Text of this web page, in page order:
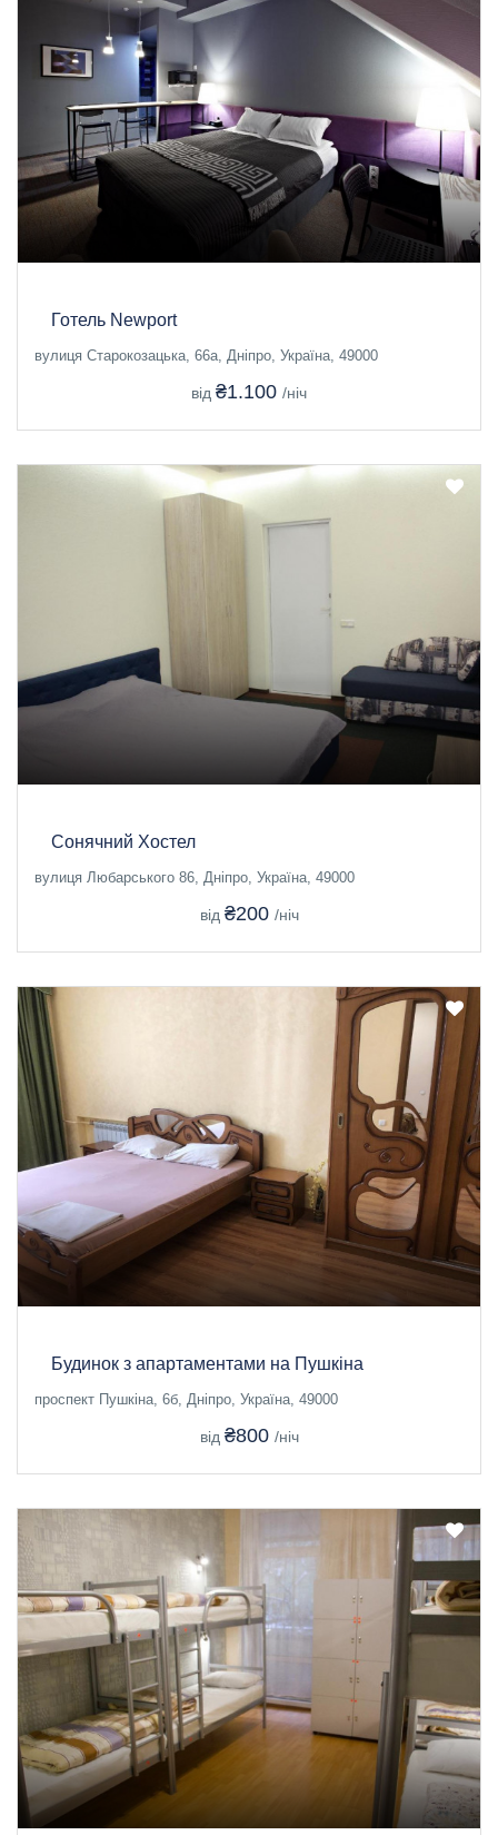
Готель Newport
вулиця Старокозацька, 66а, Дніпро, Україна, 49000
від ₴1.100 /ніч
Сонячний Хостел
вулиця Любарського 86, Дніпро, Україна, 49000
від ₴200 /ніч
Будинок з апартаментами на Пушкіна
проспект Пушкіна, 6б, Дніпро, Україна, 49000
від ₴800 /ніч